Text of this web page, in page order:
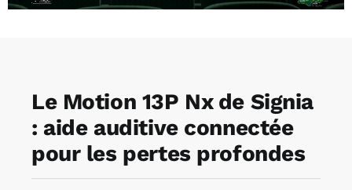
RH et emploi
Agenda
Kiosque
Le Motion 13P Nx de Signia
: aide auditive connectée
pour les pertes profondes